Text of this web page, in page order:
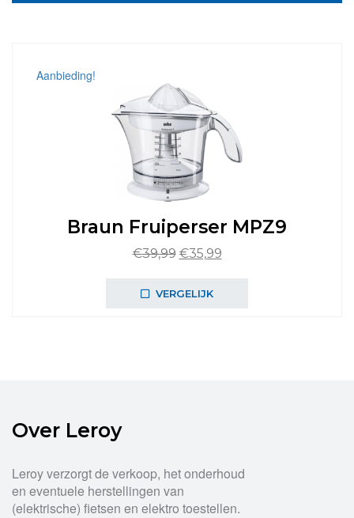
Aanbieding!
Braun Fruiperser MPZ9
€39,99 Oorspronkelijke
was:
€35,99Huidige
VERGELIJK
Over Leroy
Leroy verzorgt de verkoop, het onderhoud
en eventuele herstellingen van
(elektrische) fietsen en elektro toestellen.